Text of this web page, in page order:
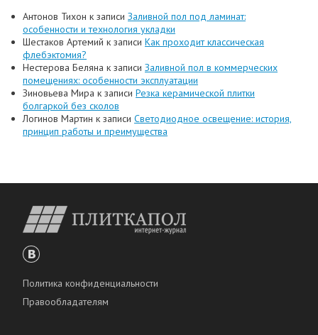
Антонов Тихон к записи Заливной пол под ламинат:
особенности и технология укладки
Шестаков Артемий к записи Как проходит классическая
флебэктомия?
Нестерова Беляна к записи Заливной пол в коммерческих
помещениях: особенности эксплуатации
Зиновьева Мира к записи Резка керамической плитки
болгаркой без сколов
Логинов Мартин к записи Светодиодное освещение: история,
принцип работы и преимущества
Политика конфиденциальности
Правообладателям